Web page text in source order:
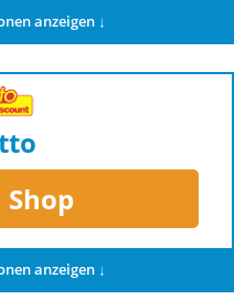
anzeigen ↓
anzeigen ↓